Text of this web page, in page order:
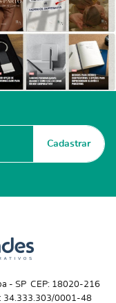
Cadastrar
- SP CEP: 18020-216
34.333.303/0001-48